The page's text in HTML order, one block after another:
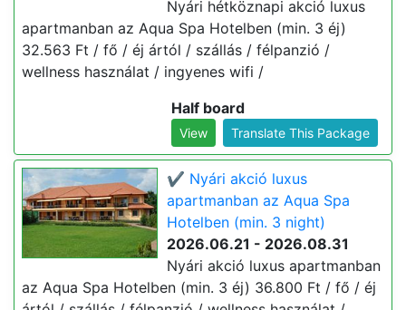
Nyári hétköznapi akció luxus
apartmanban az Aqua Spa Hotelben (min. 3 éj)
32.563 Ft / fő / éj ártól / szállás / félpanzió /
wellness használat / ingyenes wifi /
Half board
View Translate This Package
✔️ Nyári akció luxus
apartmanban az Aqua Spa
Hotelben (min. 3 night)
2026.06.21 - 2026.08.31
Nyári akció luxus apartmanban
az Aqua Spa Hotelben (min. 3 éj) 36.800 Ft / fő / éj